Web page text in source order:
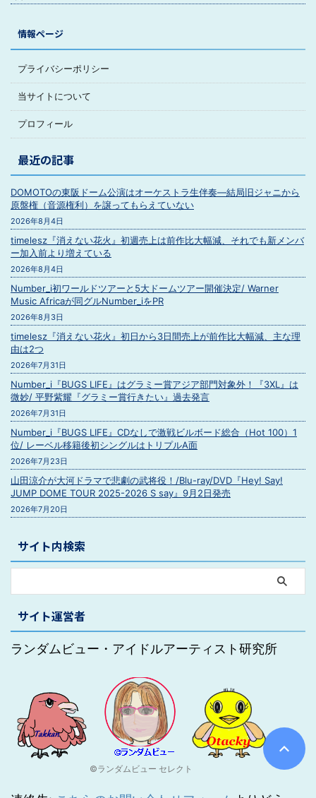
情報ページ
プライバシーポリシー
当サイトについて
プロフィール
最近の記事
DOMOTOの東阪ドーム公演はオーケストラ生伴奏―結局旧ジャニから
原盤権（音源権利）を譲ってもらえていない
2026年8月4日
timelesz『消えない花火』初週売上は前作比大幅減、それでも新メンバ
ー加入前より増えている
2026年8月4日
Number_i初ワールドツアーと5大ドームツアー開催決定/ Warner
Music Africaが同グルNumber_iをPR
2026年8月3日
timelesz『消えない花火』初日から3日間売上が前作比大幅減、主な理
由は2つ
2026年7月31日
Number_i『BUGS LIFE』はグラミー賞アジア部門対象外！『3XL』は
微妙/ 平野紫耀『グラミー賞行きたい』過去発言
2026年7月31日
Number_i『BUGS LIFE』CDなしで激戦ビルボード総合（Hot 100）1
位/ レーベル移籍後初シングルはトリプルA面
2026年7月23日
山田涼介が大河ドラマで悲劇の武将役！/Blu-ray/DVD『Hey! Say!
JUMP DOME TOUR 2025-2026 S say』9月2日発売
2026年7月20日
サイト内検索
サイト運営者
ランダムビュー・アイドルアーティスト研究所
©ランダムビュー セレクト